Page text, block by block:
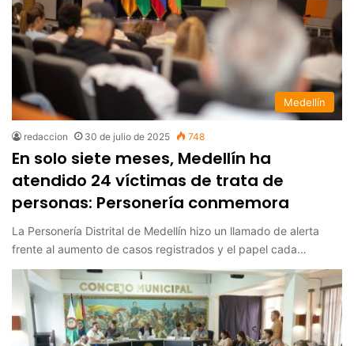
Medellín
redaccion 30 de julio de 2025 748
En solo siete meses, Medellín ha
atendido 24 víctimas de trata de
personas: Personería conmemora
La Personería Distrital de Medellín hizo un llamado de alerta
frente al aumento de casos registrados y el papel cada…